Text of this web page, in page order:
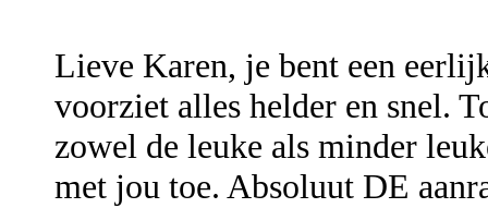
Lieve Karen, je bent een
voorziet alles helder en snel.
zowel de leuke als minder
met jou toe. Absoluut DE